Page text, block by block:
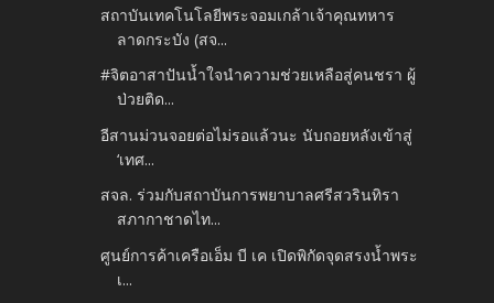
สถาบันเทคโนโลยีพระจอมเกล้าเจ้าคุณทหาร
ลาดกระบัง (สจ...
#จิตอาสาปันน้ำใจนำความช่วยเหลือสู่คนชรา ผู้
ป่วยติด...
อีสานม่วนจอยต่อไม่รอแล้วนะ นับถอยหลังเข้าสู่
‘เทศ...
สจล. ร่วมกับสถาบันการพยาบาลศรีสวรินทิรา
สภากาชาดไท...
ศูนย์การค้าเครือเอ็ม บี เค เปิดพิกัดจุดสรงน้ำพระ
เ...